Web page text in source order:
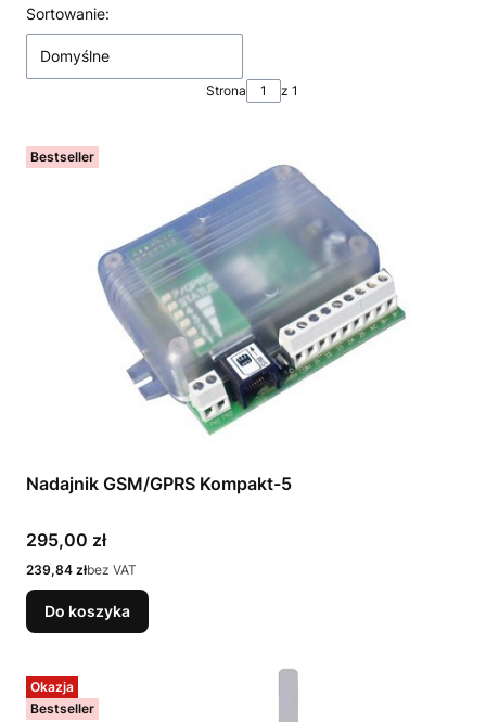
Lista produktów
Sortowanie:
Domyślne
Strona z 1
Bestseller
Nadajnik GSM/GPRS Kompakt-5
Cena
295,00 zł
Cena
239,84 złbez VAT
Do koszyka
Okazja
Bestseller